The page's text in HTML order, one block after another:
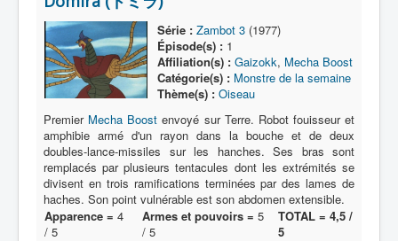
Acteur
Équipe
Personnage
Transformation
Équipement
Mecha
Série : Zambot 3(1977)
Épisode(s) :1
Affiliation(s) : Gaizokk, Mecha Boost
Catégorie(s) : Monstre de la semaine
Thème(s) : Oiseau
Premier Mecha Boost envoyé sur Terre. Robot fouisseur et
amphibie armé d'un rayon dans la bouche et de deux
doubles-lance-missiles sur les hanches. Ses bras sont
remplacés par plusieurs tentacules dont les extrémités se
divisent en trois ramifications terminées par des lames de
haches. Son point vulnérable est son abdomen extensible.
Apparence = 4
/ 5
Armes et pouvoirs = 5
/ 5
TOTAL = 4,5 /
5